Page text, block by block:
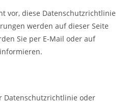
vor, diese Datenschutzrichtlinie
werden auf dieser Seite
Sie per E-Mail oder auf
Datenschutzrichtlinie oder